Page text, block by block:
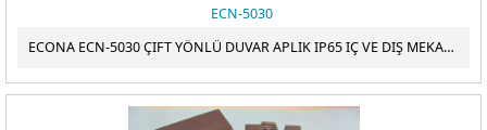
ECN-5030
ECONA ECN-5030 ÇIFT YÖNLÜ DUVAR APLIK IP65 IÇ VE DIŞ MEKAN BAHÇE AYDINLATMA , ANTRASİT KASA , GU10 DUYLU ,( 2 ADET GU10 AMPUL KULLANILIR , AMPUL DAHİL DEĞİLDİR )